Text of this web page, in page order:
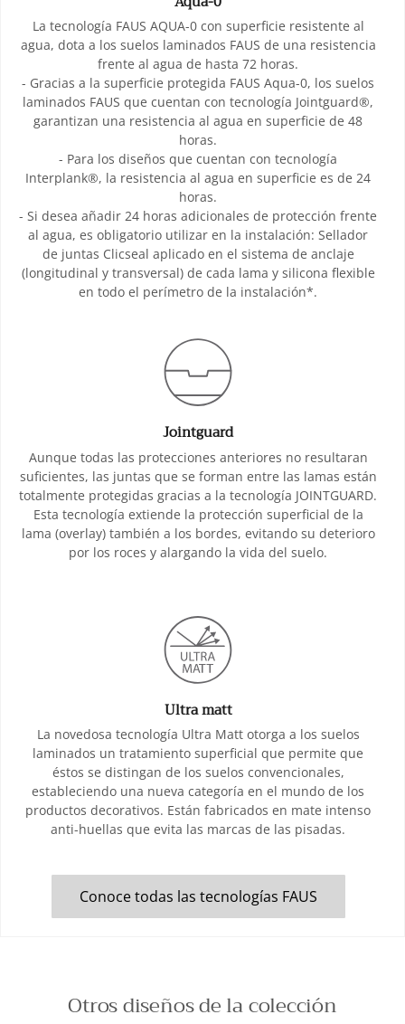
La tecnología FAUS AQUA-0 con superficie resistente al
agua, dota a los suelos laminados FAUS de una resistencia
frente al agua de hasta 72 horas.
- Gracias a la superficie protegida FAUS Aqua-0, los suelos
laminados FAUS que cuentan con tecnología Jointguard®,
garantizan una resistencia al agua en superficie de 48
horas.
- Para los diseños que cuentan con tecnología
Interplank®, la resistencia al agua en superficie es de 24
horas.
- Si desea añadir 24 horas adicionales de protección frente
al agua, es obligatorio utilizar en la instalación: Sellador
de juntas Clicseal aplicado en el sistema de anclaje
(longitudinal y transversal) de cada lama y silicona flexible
en todo el perímetro de la instalación*.
Jointguard
Aunque todas las protecciones anteriores no resultaran
suficientes, las juntas que se forman entre las lamas están
totalmente protegidas gracias a la tecnología JOINTGUARD.
Esta tecnología extiende la protección superficial de la
lama (overlay) también a los bordes, evitando su deterioro
por los roces y alargando la vida del suelo.
Ultra matt
La novedosa tecnología Ultra Matt otorga a los suelos
laminados un tratamiento superficial que permite que
éstos se distingan de los suelos convencionales,
estableciendo una nueva categoría en el mundo de los
productos decorativos. Están fabricados en mate intenso
anti-huellas que evita las marcas de las pisadas.
Conoce todas las tecnologías FAUS
Otros diseños de la colección